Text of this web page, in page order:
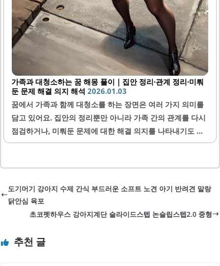
가족과 대청소하는 꿈 해몽 풀이｜집안 정리·관계 정리·미뤄
둔 문제 해결 의지 해석 2026.01.03
꿈에서 가족과 함께 대청소를 하는 장면은 여러 가지 의미를
담고 있어요. 집안의 정리뿐만 아니라 가족 간의 관계를 다시
점검하거나, 미뤄둔 문제에 대한 해결 의지를 나타내기도 해
요. 이러한 꿈은 현실에서의 변화와 성장, 그리고 마음의 준비
돌아볼 수 있어요.1. 가족과 대청소 꿈의 기본 의미가족과 함
께 대청소하는 꿈은 기본적으로 정화와 새로운 시작을 상징
해요. 집안 구석구석을 청소하는 행위는 자신이나 가족들이
겪고 있는 문제들을 깨끗이 정리하고 싶다는 마음을 뜻해요.
하고 있답니다. 이런 꿈은 평소에 마음의 부담이나 갈등이 있
을 때 자주 나타날 수 있어요.2. 집안 정리와 꿈의 상관관계꿈
도기머기 강아지 수제 간식 부드러운 소프트 노견 아기 반려견 말랑
닭안심 육포
초코펫하우스 강아지계단 슬라이드스텝 논슬립스텝2.0 중형
추천 글